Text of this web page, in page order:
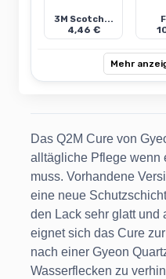
3M Scotch...
4,46 €
Mehr
Das Q2M Cure von
alltägliche Pflege wenn
muss. Vorhandene
eine neue
den Lack sehr glatt und
eignet sich das Cure
nach einer Gyeon
Wasserflecken zu